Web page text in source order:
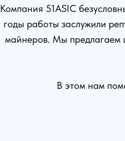
Компания 51ASIC
годы работы заслужили
майнеров. Мы предлагаем
В этом нам